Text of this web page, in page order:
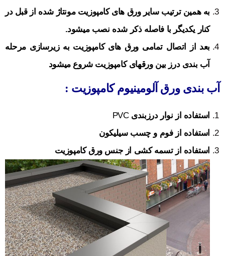
به همین ترتیب سایر ورق های کامپوزیت مونتاژ شده از قبل در
کنار یکدیگر با فاصله ذکر شده نصب می­شود.
بعد از اتصال تمامی ورق های کامپوزیت به زیرسازی مرحله
آب بندی درز بین ورقهای کامپوزیت شروع می­شود
آب بندی ورق آلومینیوم کامپوزیت :
استفاده از نوار درزبندیPVC
استفاده از فوم و چسب سیلیکون
استفاده از تسمه کشی از جنس ورق کامپوزیت